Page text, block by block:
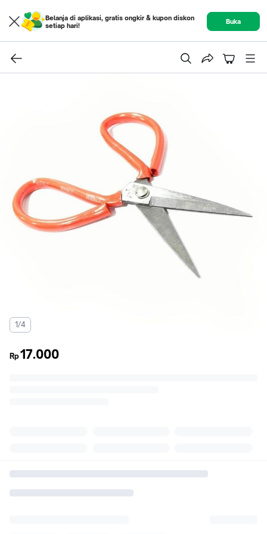
Belanja di aplikasi, gratis ongkir & kupon diskon
setiap hari!
Buka
1/4
Rp17.000